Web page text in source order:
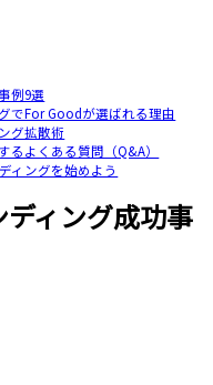
例9選
でFor Goodが選ばれる理由
グ拡散術
るよくある質問（Q&A）
ィングを始めよう
ィング成功事